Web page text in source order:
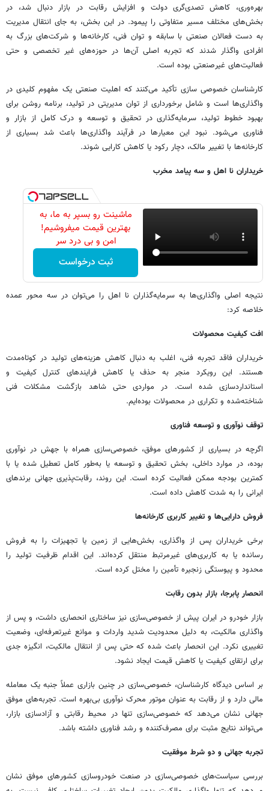
بهره‌وری، کاهش تصدی‌گری دولت و افزایش رقابت در بازار دنبال شد، در
بخش‌های مختلف مسیر متفاوتی را پیمود. در این بخش، به جای انتقال مدیریت
به دست فعالان صنعتی با سابقه و توان فنی، کارخانه‌ها و شرکت‌های بزرگ به
افرادی واگذار شدند که تجربه اصلی آن‌ها در حوزه‌های غیر تخصصی و حتی
فعالیت‌های غیرصنعتی بوده است.
کارشناسان خصوصی سازی تأکید می‌کنند که اهلیت صنعتی یک مفهوم کلیدی در
واگذاری‌ها است و شامل برخورداری از توان مدیریتی در تولید، برنامه روشن برای
بهبود خطوط تولید، سرمایه‌گذاری در تحقیق و توسعه و درک کامل از بازار و
فناوری می‌شود. نبود این معیارها در فرآیند واگذاری‌ها باعث شد بسیاری از
کارخانه‌ها با تغییر مالک، دچار رکود یا کاهش کارایی شوند.
خریداران نا اهل و سه پیامد مخرب
ماشینت رو بسپر به ما، به
بهترین قیمت میفروشیم!
امن و بی درد سر
ثبت درخواست
نتیجه اصلی واگذاری‌ها به سرمایه‌گذاران نا اهل را می‌توان در سه محور عمده
خلاصه کرد:
افت کیفیت محصولات
خریداران فاقد تجربه فنی، اغلب به دنبال کاهش هزینه‌های تولید در کوتاه‌مدت
هستند. این رویکرد منجر به حذف یا کاهش فرایندهای کنترل کیفیت و
استانداردسازی شده است. در مواردی حتی شاهد بازگشت مشکلات فنی
شناخته‌شده و تکراری در محصولات بوده‌ایم.‌
توقف نوآوری و توسعه فناوری
اگرچه در بسیاری از کشورهای موفق، خصوصی‌سازی همراه با جهش در نوآوری
بوده، در موارد داخلی، بخش تحقیق و توسعه یا به‌طور کامل تعطیل شده یا با
کمترین بودجه ممکن فعالیت کرده است. این روند، رقابت‌پذیری جهانی برندهای
ایرانی را به شدت کاهش داده است.
فروش دارایی‌ها و تغییر کاربری کارخانه‌ها
برخی خریداران پس از واگذاری، بخش‌هایی از زمین یا تجهیزات را به فروش
رسانده یا به کاربری‌های غیرمرتبط منتقل کرده‌اند. این اقدام ظرفیت تولید را
محدود و پیوستگی زنجیره تأمین را مختل کرده است.
انحصار پابرجا، بازار بدون رقابت
بازار خودرو در ایران پیش از خصوصی‌سازی نیز ساختاری انحصاری داشت، و پس از
واگذاری مالکیت، به دلیل محدودیت شدید واردات و موانع غیرتعرفه‌ای، وضعیت
تغییری نکرد. این انحصار باعث شده که حتی پس از انتقال مالکیت، انگیزه جدی
برای ارتقای کیفیت یا کاهش قیمت ایجاد نشود.
بر اساس دیدگاه کارشناسان، خصوصی‌سازی در چنین بازاری عملاً جنبه یک معامله
مالی دارد و از رقابت به عنوان موتور محرک نوآوری بی‌بهره است. تجربه‌های موفق
جهانی نشان می‌دهد که خصوصی‌سازی تنها در محیط رقابتی و آزادسازی بازار،
می‌تواند نتایج مثبت برای مصرف‌کننده و رشد فناوری داشته باشد.
تجربه جهانی و دو شرط موفقیت
بررسی سیاست‌های خصوصی‌سازی در صنعت خودروسازی کشورهای موفق نشان